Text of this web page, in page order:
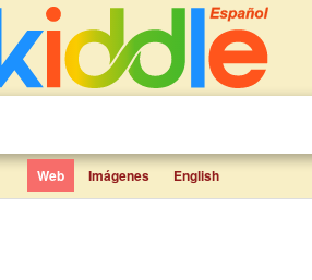
Web Imágenes English